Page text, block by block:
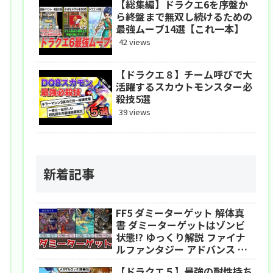
【総集編】ドラクエ6を序盤か
ら終盤まで無双し続けるための
最強ムーブ14選【これ一本】
42 views
【ドラクエ８】チーム呼びで大
活躍するスカウトモンスター必
殺技5選
39 views
新着記事
FF5 ダミーターゲット 解体真
書 ダミーターゲットはゾンビ
状態!? ゆっくり解説 ファイナ
ルファンタジー アドバンス ピ